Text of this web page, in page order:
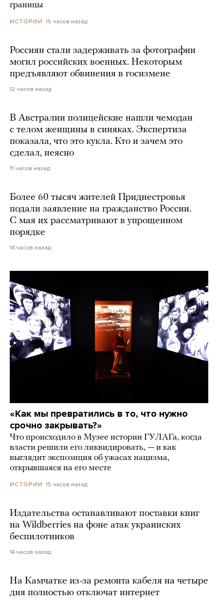
границы
ИСТОРИИ 15 часов назад
Россиян стали задерживать за фотографии
могил российских военных. Некоторым
предъявляют обвинения в госизмене
12 часов назад
В Австралии полицейские нашли чемодан
с телом женщины в синяках. Экспертиза
показала, что это кукла. Кто и зачем это
сделал, неясно
11 часов назад
Более 60 тысяч жителей Приднестровья
подали заявление на гражданство России.
С мая их рассматривают в упрощенном
порядке
14 часов назад
«Как мы превратились в то, что нужно
срочно закрывать?»
Что происходило в Музее истории ГУЛАГа, когда
власти решили его ликвидировать, — и как
выглядит экспозиция об ужасах нацизма,
открывшаяся на его месте
ИСТОРИИ 15 часов назад
Издательства останавливают поставки книг
на Wildberries на фоне атак украинских
беспилотников
14 часов назад
На Камчатке из-за ремонта кабеля на четыре
дня полностью отключат интернет